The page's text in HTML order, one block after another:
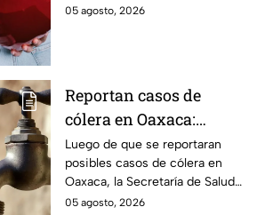
dependencia emocional. Estos
05 agosto, 2026
Reportan casos de
cólera en Oaxaca:
síntomas y las
principales formas de
contagio
Luego de que se reportaran
posibles casos de cólera en
Oaxaca, la Secretaría de Salud
del Estado pide tomar
05 agosto, 2026